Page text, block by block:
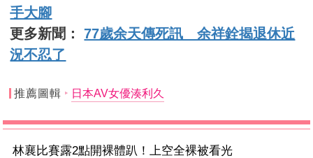
手大腳
更多新聞：77歲余天傳死訊 余祥銓揭退休近
況不忍了
推薦圖輯 日本AV女優湊利久
林襄比賽露2點開裸體趴！上空全裸被看光